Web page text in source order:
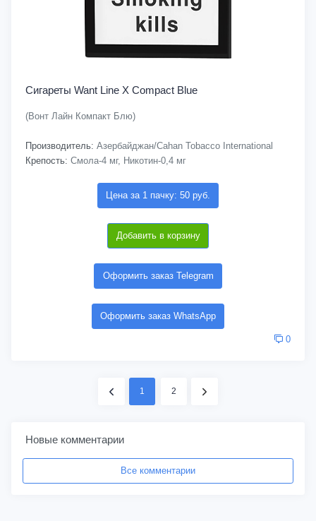
Сигареты Want Line X Compact Blue
(Вонт Лайн Компакт Блю)
Производитель: Азербайджан/Cahan Tobacco International
Крепость: Смола-4 мг, Никотин-0,4 мг
Цена за 1 пачку: 50 руб.
Добавить в корзину
Оформить заказ Telegram
Оформить заказ WhatsApp
0
1 2
Новые комментарии
Все комментарии